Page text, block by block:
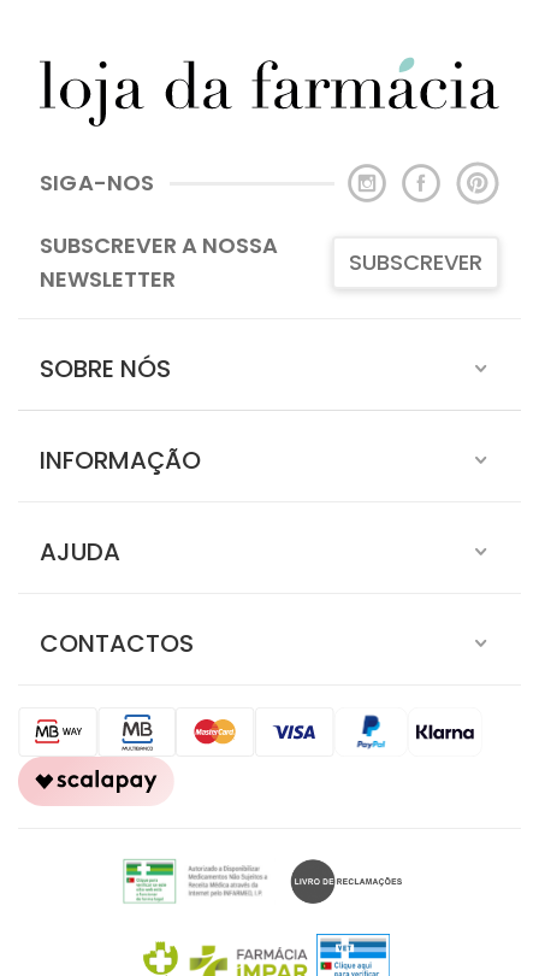
SIGA-NOS
SUBSCREVER A NOSSA
NEWSLETTER
SUBSCREVER
SOBRE NÓS
INFORMAÇÃO
AJUDA
CONTACTOS